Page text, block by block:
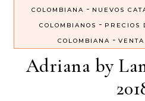
COLOMBIANA - NUEVOS
COLOMBIANOS - PRECIOS
COLOMBIANA -
Adriana by